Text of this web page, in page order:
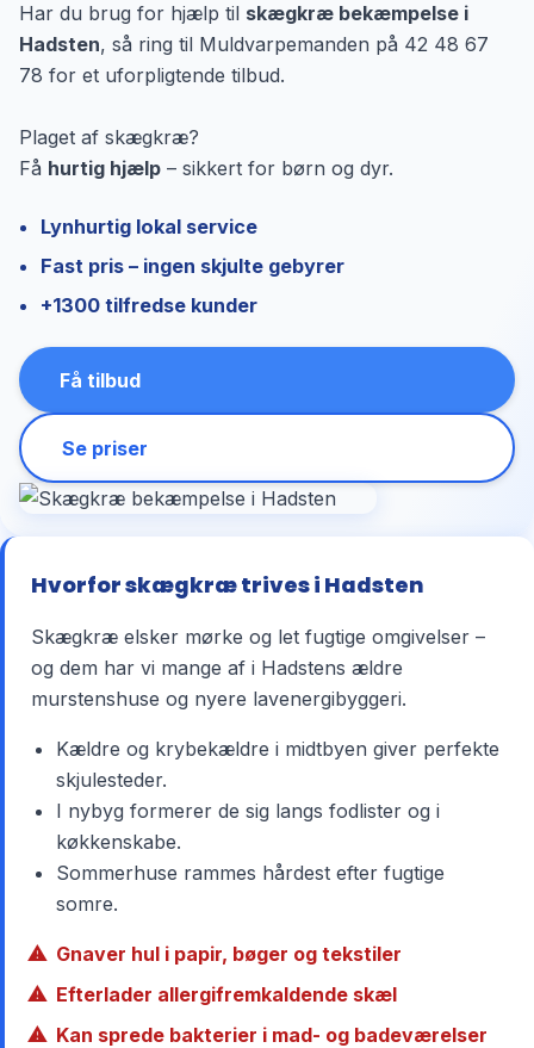
Har du brug for hjælp til skægkræ bekæmpelse i
Hadsten, så ring til Muldvarpemanden på 42 48 67
78 for et uforpligtende tilbud.
Plaget af skægkræ?
Få hurtig hjælp – sikkert for børn og dyr.
Lynhurtig lokal service
Fast pris – ingen skjulte gebyrer
+1300 tilfredse kunder
Få tilbud
Se priser
Hvorfor skægkræ trives i Hadsten
Skægkræ elsker mørke og let fugtige omgivelser –
og dem har vi mange af i Hadstens ældre
murstenshuse og nyere lavenergibyggeri.
Kældre og krybekældre i midtbyen giver perfekte
skjulesteder.
I nybyg formerer de sig langs fodlister og i
køkkenskabe.
Sommerhuse rammes hårdest efter fugtige
somre.
Gnaver hul i papir, bøger og tekstiler
Efterlader allergifremkaldende skæl
Kan sprede bakterier i mad- og badeværelser